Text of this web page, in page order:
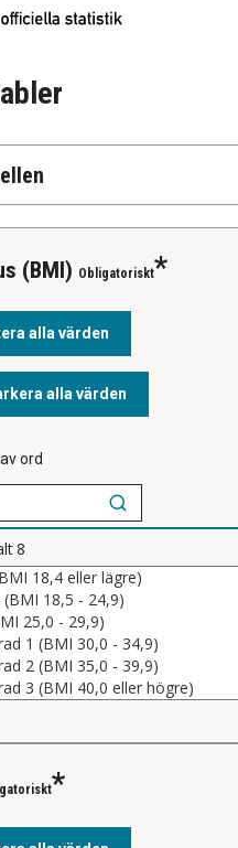
(BMI) Obligatoriskt
ord
8